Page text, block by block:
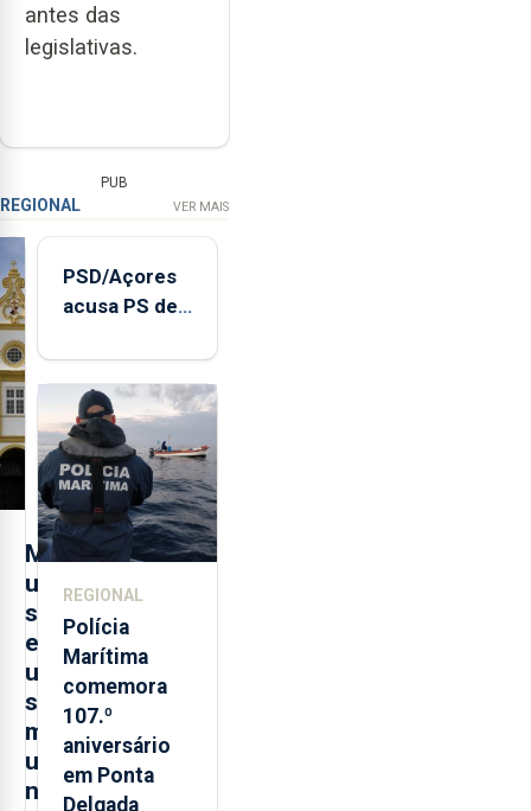
antes das
legislativas.
PUB
REGIONAL VER MAIS
M
u
s
e
u
s
m
u
n
PSD/Açores
acusa PS de
contraditória"
sobre
evolução
turística
REGIONAL
Polícia
Marítima
comemora
107.º
aniversário
em Ponta
Delgada